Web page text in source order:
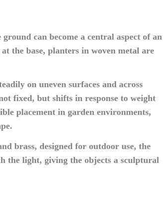
can become a central aspect of an
the base, planters in woven metal are
on uneven surfaces and across
fixed, but shifts in response to weight
placement in garden environments,
brass, designed for outdoor use, the
the light, giving the objects a sculptural